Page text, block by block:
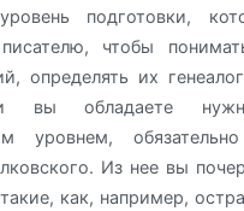
подготовки,
чтобы
определять их
вы обладаете
уровнем,
Из нее вы
как, например,